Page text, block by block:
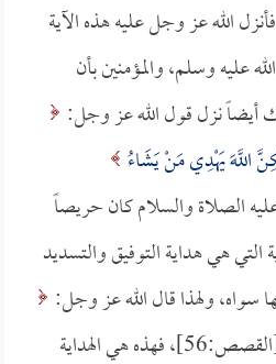
الله عز وجل عليه هذه الآية
عليه وسلم، والمؤمنين بأن
أيضاً نزل قول الله عز وجل:
اللَّهَ يَهْدِي مَنْ يَشَاءُ
عليه الصلاة والسلام كان حريصاً
التي هي هداية التوفيق والتسديد
سواه، ولهذا قال الله عز وجل:
[القصص:56]، فهذه هي الهداية